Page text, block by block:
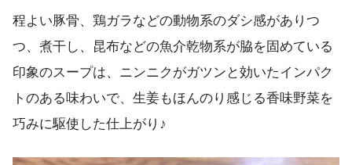
程よい豚骨、鶏ガラなどの動物系のダシ感がありつ
つ、煮干し、昆布などの魚介乾物系が脇を固めている
印象のスープは、ニンニクがガツンと効いたインパク
トのある味わいで、生姜もほんのり感じる香味野菜を
巧みに駆使した仕上がり♪